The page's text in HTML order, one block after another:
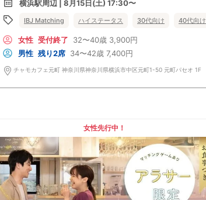
40代向け 街コン 食事あり 神奈川県
横浜駅周辺 | 8月15日(土) 17:30〜
IBJ Matching ハイステータス 30代向け 40代向け
女性 受付終了 32〜40歳 3,900円
男性 残り2席 34〜42歳 7,400円
チャモカフェ元町 神奈川県神奈川県横浜市中区元町1-50 元町パセオ 1F
女性先行中！